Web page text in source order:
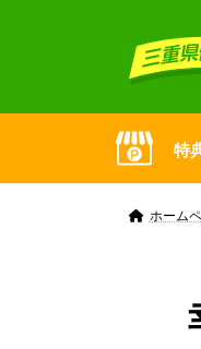
特
ホーム